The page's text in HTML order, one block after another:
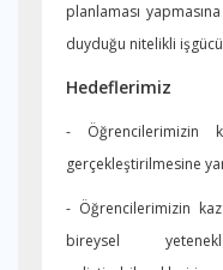
planlaması
duyduğu nitelikli
Hedeflerimiz
- Öğrencilerimizin
gerçekleştirilmesine
- Öğrencilerimizin
bireysel